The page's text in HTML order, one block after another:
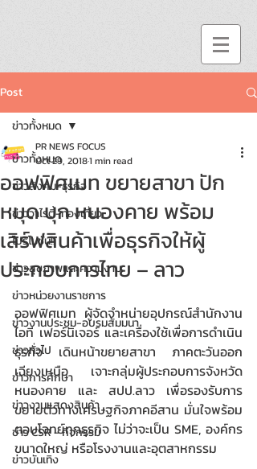
Post
ข่าวทั้งหมด
ข่าวสังคม-ธุรกิจ
ข่าววาไรตี้-ท่องเที่ยว
โปรโมชั่น!!
ข่าวสุขภาพและความงาม
ข่าวหน่วยงานราชการ
ข่าวงานประชุม-อบรมสัมมนา
ข่าวทั่วไป
ข่าวการศึกษา
ข่าวงานแสดงสินค้า
ข่าว CSR - กิจกรรม
ข่าวบันเทิง
ข่าวทั้งหมด
ออฟฟิศเมท ขยายสาขา ปัก
หมุด บุก หนองคาย พร้อม
เสิร์ฟสินค้าเพื่อธุรกิจให้ผู้
ประกอบการไทย – ลาว
PR NEWS FOCUS
Oct 29, 20181 min read
ออฟฟิศเมท  ผู้จัดจำหน่ายอุปกรณ์สำนักงาน
ไอที เฟอร์นิเจอร์ และเครื่องใช้เพื่อการดำเนิน
ธุรกิจ เดินหน้าขยายสาขา ภาคตะวันออก
เฉียงเหนือ เจาะกลุ่มผู้ประกอบการจังหวัด
หนองคาย และ สปป.ลาว เพื่อรองรับการ
ขยายตัวทางเศรษฐกิจภาคอีสาน มั่นใจพร้อม
ตอบโจทย์ทุกธุรกิจ ไม่ว่าจะเป็น SME, องค์กร
ขนาดใหญ่ หรือโรงงานและอุตสาหกรรม